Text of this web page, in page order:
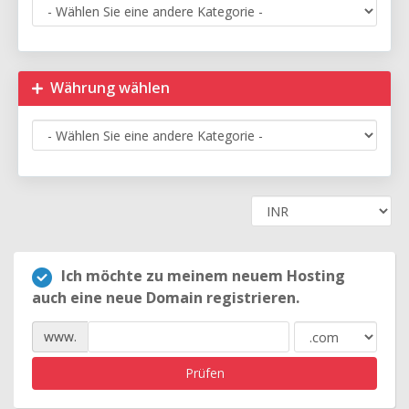
Währung wählen
Ich möchte zu meinem neuem Hosting
auch eine neue Domain registrieren.
www.
Prüfen